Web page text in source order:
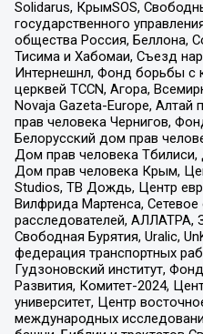
Solidarus, КрымSOS,
государственного
общества Россия, Беллона,
Тисима и Хабомаи, Съезд
Интернешнл, Фонд борьбы с
церквей TCCN, Агора,
Novaja Gazeta-Europe, Алтай
прав человека Чернигов,
Белорусский дом прав
Дом прав человека
Дом прав человека Крым,
Studios, ТВ Дождь, Центр
Вилфрида Мартенса,
расследователей, АЛЛАТРА,
Свободная Бурятия, Uralic,
федерация транспортных
Гудзоновский институт,
Развития, Комитет-2024,
университет, Центр
международных